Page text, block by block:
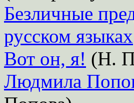
Безличные
русском языках
Вот он, я! (Н.
Людмила